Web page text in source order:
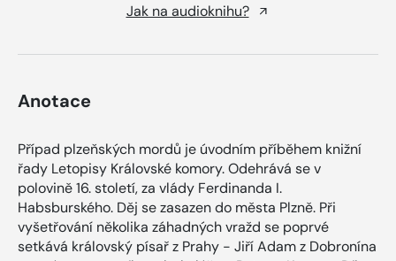
Jak na audioknihu?
Anotace
Případ plzeňských mordů je úvodním příběhem knižní
řady Letopisy Královské komory. Odehrává se v
polovině 16. století, za vlády Ferdinanda I.
Habsburského. Děj se zasazen do města Plzně. Při
vyšetřování několika záhadných vražd se poprvé
setkává královský písař z Prahy - Jiří Adam z Dobronína